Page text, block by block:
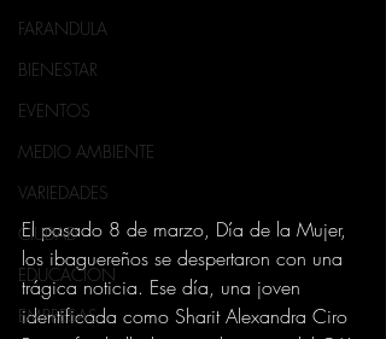
FARANDULA
BIENESTAR
EVENTOS
MEDIO AMBIENTE
VARIEDADES
CIUDAD
EDUCACION
EMPRESAS
El pasado 8 de marzo, Día de la Mujer,
los ibaguereños se despertaron con una
trágica noticia. Ese día, una joven
identificada como Sharit Alexandra Ciro